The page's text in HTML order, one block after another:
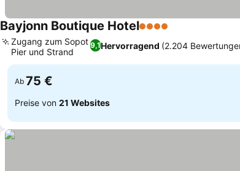
Bayjonn Boutique Hotel4 Sterne
9,1Hervorragend (2.204
Zugang zum Sopot
Pier und Strand
Ab 75 €
Preise von 21 Websites